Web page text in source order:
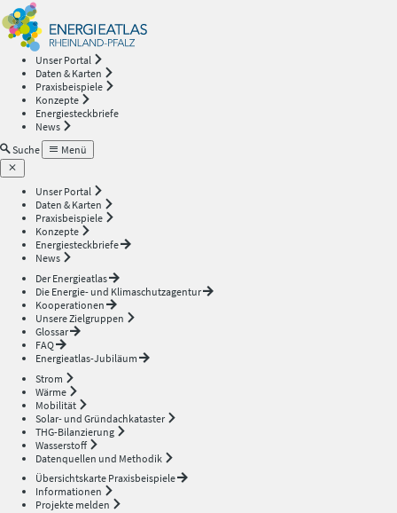
Unser Portal
Daten & Karten
Praxisbeispiele
Konzepte
Energiesteckbriefe
News
Suche
Menü
Unser Portal
Daten & Karten
Praxisbeispiele
Konzepte
Energiesteckbriefe
News
Der Energieatlas
Die Energie- und Klimaschutzagentur
Kooperationen
Unsere Zielgruppen
Glossar
FAQ
Energieatlas-Jubiläum
Strom
Wärme
Mobilität
Solar- und Gründachkataster
THG-Bilanzierung
Wasserstoff
Datenquellen und Methodik
Übersichtskarte Praxisbeispiele
Informationen
Projekte melden